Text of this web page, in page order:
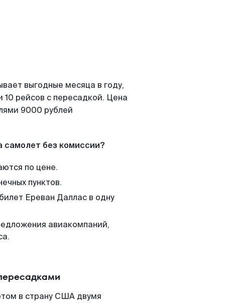
выгодные месяца в году,
рейсов с пересадкой. Цена
9000 рублей
самолет без комиссии?
по цене.
пунктов.
Ереван Даллас в одну
авиакомпаний,
в страну США двумя